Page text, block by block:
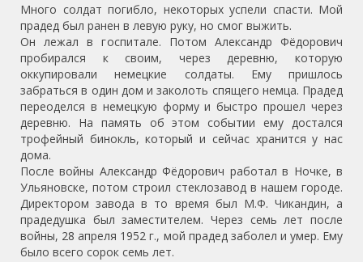
Много солдат погибло, некоторых успели спасти. Мой
прадед был ранен в левую руку, но смог выжить.
Он лежал в госпитале. Потом Александр Фёдорович
пробирался к своим, через деревню, которую
оккупировали немецкие солдаты. Ему пришлось
забраться в один дом и заколоть спящего немца. Прадед
переоделся в немецкую форму и быстро прошел через
деревню. На память об этом событии ему достался
трофейный бинокль, который и сейчас хранится у нас
дома.
После войны Александр Фёдорович работал в Ночке, в
Ульяновске, потом строил стеклозавод в нашем городе.
Директором завода в то время был М.Ф. Чикандин, а
прадедушка был заместителем. Через семь лет после
войны, 28 апреля 1952 г., мой прадед заболел и умер. Ему
было всего сорок семь лет.